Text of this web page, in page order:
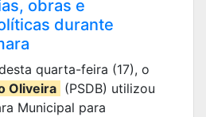
obras e
durante
quarta-feira (17), o
Oliveira (PSDB) utilizou
Municipal para